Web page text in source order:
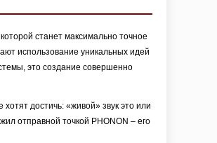
станет максимально точное
использование уникальных идей
это создание совершенно
достичь: «живой» звук это или
отправной точкой PHONON – его